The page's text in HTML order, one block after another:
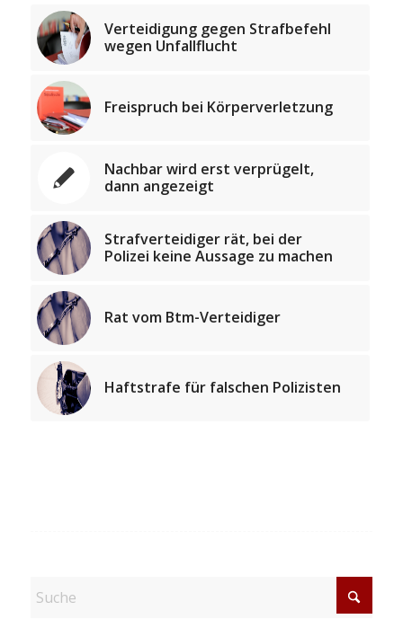
Verteidigung gegen Strafbefehl
wegen Unfallflucht
Freispruch bei Körperverletzung
Nachbar wird erst verprügelt,
dann angezeigt
Strafverteidiger rät, bei der
Polizei keine Aussage zu machen
Rat vom Btm-Verteidiger
Haftstrafe für falschen Polizisten